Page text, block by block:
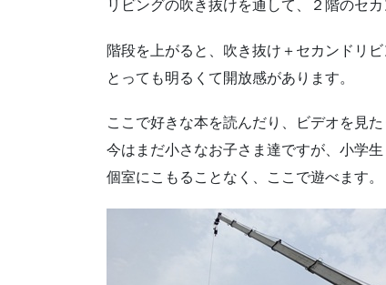
リビングの吹き抜けを通して、２階のセ
階段を上がると、吹き抜け＋セカンドリ
とっても明るくて開放感があります。
ここで好きな本を読んだり、ビデオを見た
今はまだ小さなお子さま達ですが、小学
個室にこもることなく、ここで遊べます。